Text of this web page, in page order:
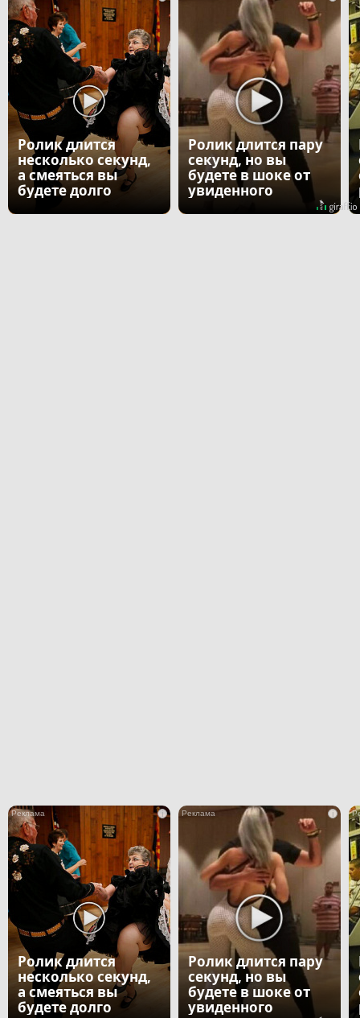
Ролик длится
несколько секунд,
а смеяться вы
будете долго
Ролик длится пару
секунд, но вы
будете в шоке от
увиденного
i
Ролик длится
несколько секунд,
а смеяться вы
будете долго
i
Ролик длится пару
секунд, но вы
будете в шоке от
увиденного